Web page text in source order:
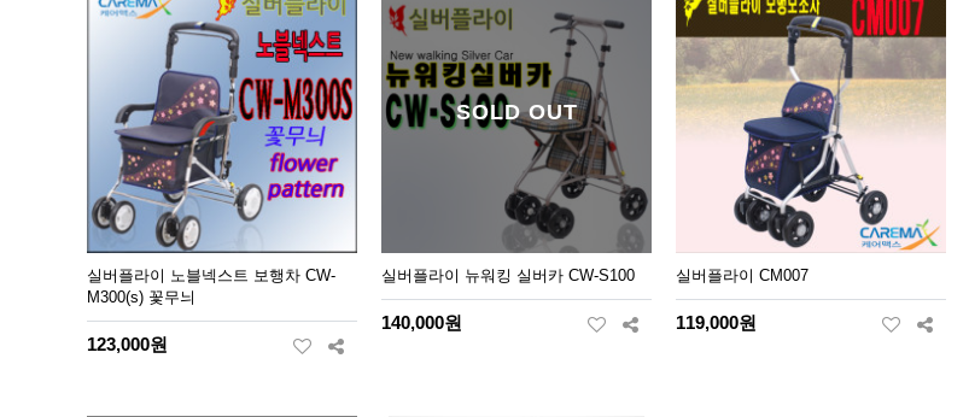
실버플라이 노블넥스트 보행차 CW-
M300(s) 꽃무늬
123,000원
SOLD OUT
실버플라이 뉴워킹 실버카 CW-S100
140,000원
실버플라이 CM007
119,000원